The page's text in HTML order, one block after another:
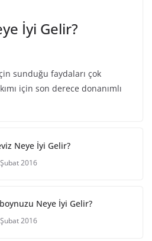
İyi Gelir?
sunduğu faydaları çok
için son derece donanımlı
Neye İyi Gelir?
2016
Neye İyi Gelir?
2016